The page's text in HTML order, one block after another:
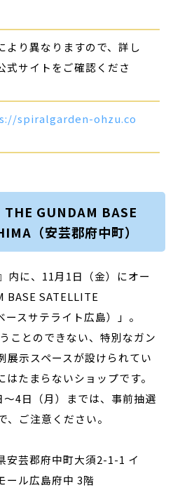
より異なりますので、詳し
式サイトをご確認くださ
spiralgarden-ohzu.co
THE GUNDAM BASE
（安芸郡府中町）
内に、11月1日（金）にオー
BASE SATELLITE
スサテライト広島）」。
ことのできない、特別なガン
展示スペースが設けられてい
たまらないショップです。
4日（月）までは、事前抽選
ご注意ください。
安芸郡府中町大須2-1-1 イ
ール広島府中 3階